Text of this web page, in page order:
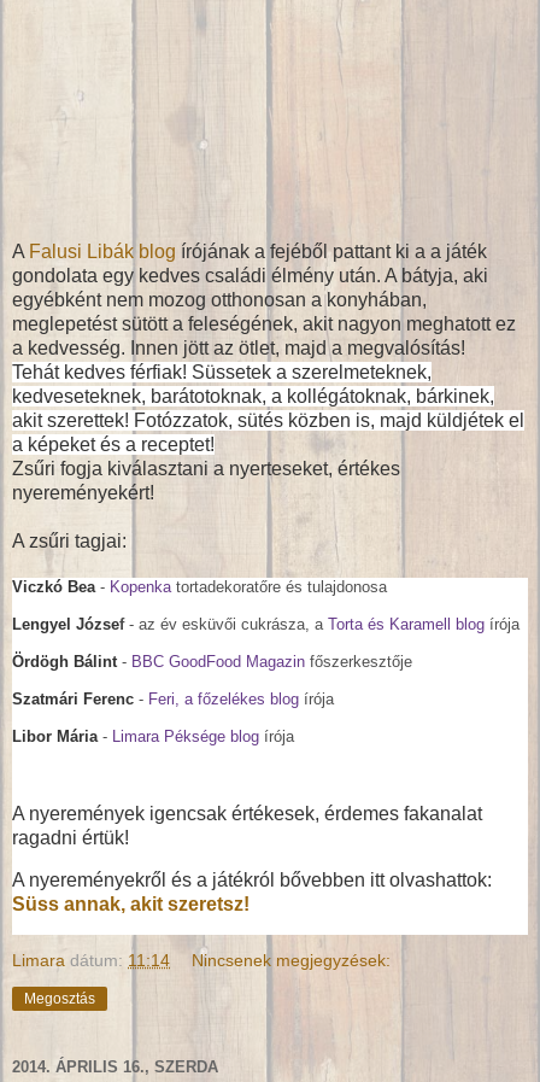
A Falusi Libák blog írójának a fejéből pattant ki a a játék
gondolata egy kedves családi élmény után. A bátyja, aki
egyébként nem mozog otthonosan a konyhában,
meglepetést sütött a feleségének, akit nagyon meghatott ez
a kedvesség. Innen jött az ötlet, majd a megvalósítás!
Tehát kedves férfiak! Süssetek a szerelmeteknek,
kedveseteknek, barátotoknak, a kollégátoknak, bárkinek,
akit szerettek! Fotózzatok, sütés közben is, majd küldjétek el
a képeket és a receptet!
Zsűri fogja kiválasztani a nyerteseket, értékes
nyereményekért!
A zsűri tagjai:
Viczkó Bea - Kopenka tortadekoratőre és tulajdonosa
Lengyel József- az év esküvői cukrásza, a Torta és Karamell blog írója
Ördögh Bálint - BBC GoodFood Magazin főszerkesztője
Szatmári Ferenc - Feri, a főzelékes blog írója
Libor Mária - Limara Péksége blog írója
A nyeremények igencsak értékesek, érdemes fakanalat
ragadni értük!
A nyereményekről és a játékról bővebben itt olvashattok:
Süss annak, akit szeretsz!
Limara dátum: 11:14 Nincsenek megjegyzések:
Megosztás
2014. ÁPRILIS 16., SZERDA